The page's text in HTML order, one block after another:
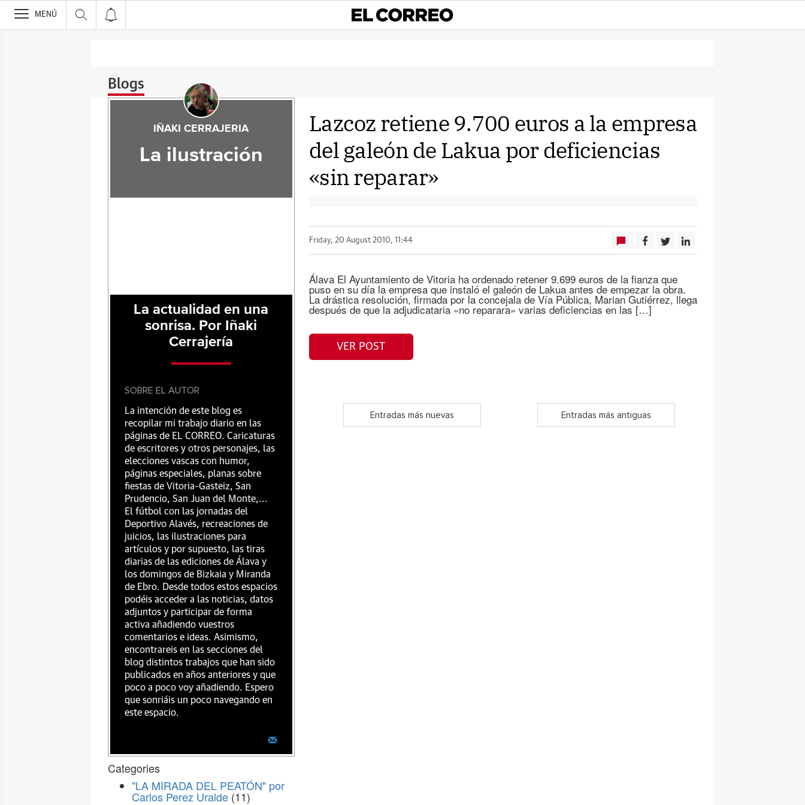
>
MENÚ
Blogs
Lazcoz retiene 9.700 euros a la empresa
del galeón de Lakua por deficiencias
«sin reparar»
Friday, 20 August 2010, 11:44
Álava El Ayuntamiento de Vitoria ha ordenado retener 9.699 euros de la fianza que
puso en su día la empresa que instaló el galeón de Lakua antes de empezar la obra.
La drástica resolución, firmada por la concejala de Vía Pública, Marian Gutiérrez, llega
después de que la adjudicataria «no reparara» varias deficiencias en las […]
VER POST
Entradas más nuevas Entradas más antiguas
IÑAKI CERRAJERIA
La ilustración
La actualidad en una
sonrisa. Por Iñaki
Cerrajería
SOBRE EL AUTOR
La intención de este blog es
recopilar mi trabajo diario en las
páginas de EL CORREO. Caricaturas
de escritores y otros personajes, las
elecciones vascas con humor,
páginas especiales, planas sobre
fiestas de Vitoria-Gasteiz, San
Prudencio, San Juan del Monte,...
El fútbol con las jornadas del
Deportivo Alavés, recreaciones de
juicios, las ilustraciones para
artículos y por supuesto, las tiras
diarias de las ediciones de Álava y
los domingos de Bizkaia y Miranda
de Ebro. Desde todos estos espacios
podéis acceder a las noticias, datos
adjuntos y participar de forma
activa añadiendo vuestros
comentarios e ideas. Asimismo,
encontrareis en las secciones del
blog distintos trabajos que han sido
publicados en años anteriores y que
poco a poco voy añadiendo. Espero
que sonriáis un poco navegando en
este espacio.
Categories
"LA MIRADA DEL PEATÓN" por
Carlos Perez Uralde (11)